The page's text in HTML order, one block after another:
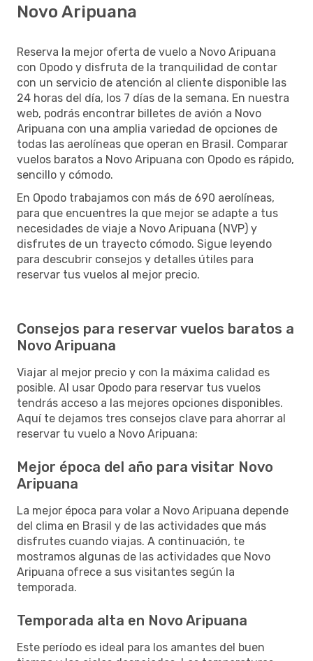
Novo Aripuana
Reserva la mejor oferta de vuelo a Novo Aripuana
con Opodo y disfruta de la tranquilidad de contar
con un servicio de atención al cliente disponible las
24 horas del día, los 7 días de la semana. En nuestra
web, podrás encontrar billetes de avión a Novo
Aripuana con una amplia variedad de opciones de
todas las aerolíneas que operan en Brasil. Comparar
vuelos baratos a Novo Aripuana con Opodo es rápido,
sencillo y cómodo.
En Opodo trabajamos con más de 690 aerolíneas,
para que encuentres la que mejor se adapte a tus
necesidades de viaje a Novo Aripuana (NVP) y
disfrutes de un trayecto cómodo. Sigue leyendo
para descubrir consejos y detalles útiles para
reservar tus vuelos al mejor precio.
Consejos para reservar vuelos baratos a
Novo Aripuana
Viajar al mejor precio y con la máxima calidad es
posible. Al usar Opodo para reservar tus vuelos
tendrás acceso a las mejores opciones disponibles.
Aquí te dejamos tres consejos clave para ahorrar al
reservar tu vuelo a Novo Aripuana:
Mejor época del año para visitar Novo
Aripuana
La mejor época para volar a Novo Aripuana depende
del clima en Brasil y de las actividades que más
disfrutes cuando viajas. A continuación, te
mostramos algunas de las actividades que Novo
Aripuana ofrece a sus visitantes según la
temporada.
Temporada alta en Novo Aripuana
Este período es ideal para los amantes del buen